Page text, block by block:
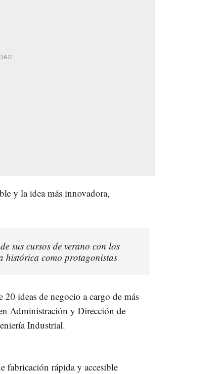
y la idea más innovadora,
sus cursos de verano con los
histórica como protagonistas
ideas de negocio a cargo de más
Administración y Dirección de
Industrial.
fabricación rápida y accesible